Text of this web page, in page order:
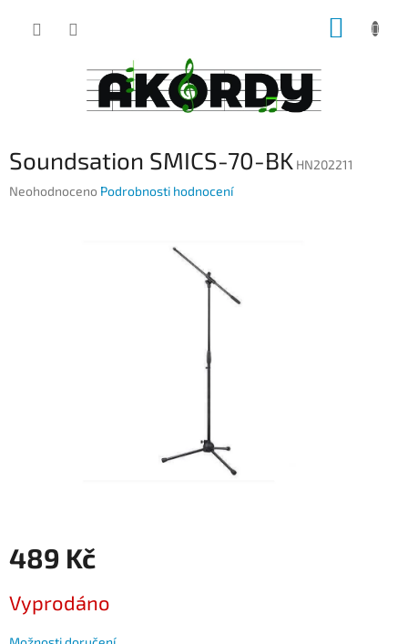
Soundsation SMICS-70-BK HN202211
Průměrné
Neohodnoceno Podrobnosti hodnocení
489 Kč
cena:
Vyprodáno